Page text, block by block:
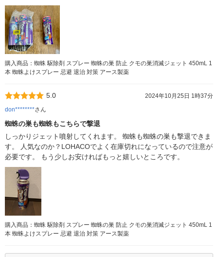
購入商品：蜘蛛 駆除剤 スプレー 蜘蛛の巣 防止 クモの巣消滅ジェット 450mL 1
本 蜘蛛よけスプレー 忌避 退治 対策 アース製薬
5.0
2024年10月25日 1時37分
don********さん
蜘蛛の巣も蜘蛛もこちらで撃退
しっかりジェット噴射してくれます。 蜘蛛も蜘蛛の巣も撃退できま
す。 人気なのか？LOHACOでよく在庫切れになっているので注意が
必要です。 もう少しお安ければもっと嬉しいところです。
購入商品：蜘蛛 駆除剤 スプレー 蜘蛛の巣 防止 クモの巣消滅ジェット 450mL 1
本 蜘蛛よけスプレー 忌避 退治 対策 アース製薬